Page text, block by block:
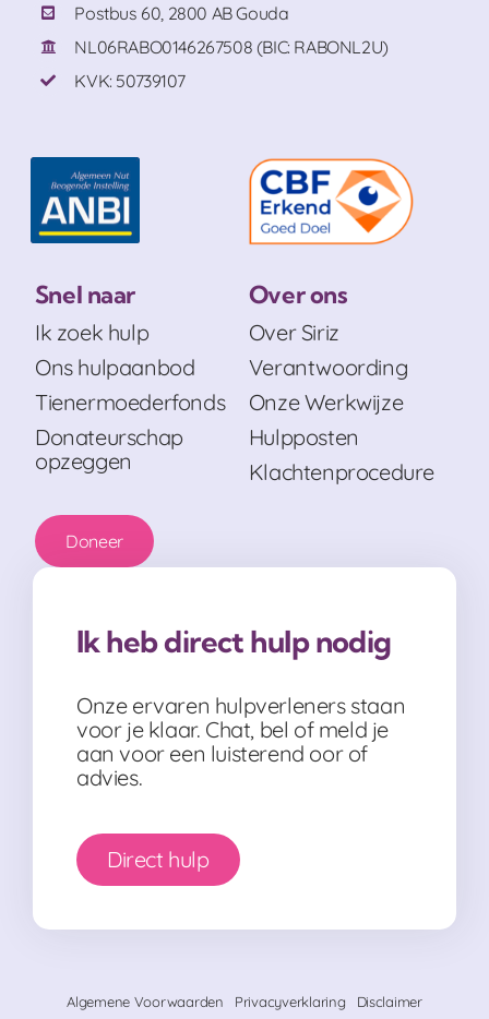
Postbus 60, 2800 AB Gouda
NL06RABO0146267508 (BIC: RABONL2U)
KVK: 50739107
Snel naar
Ik zoek hulp
Ons hulpaanbod
Tienermoederfonds
Donateurschap
opzeggen
Doneer
Over ons
Over Siriz
Verantwoording
Onze Werkwijze
Hulpposten
Klachtenprocedure
Ik heb direct hulp nodig
Onze ervaren hulpverleners staan
voor je klaar. Chat, bel of meld je
aan voor een luisterend oor of
advies.
Direct hulp
Algemene Voorwaarden Privacyverklaring Disclaimer